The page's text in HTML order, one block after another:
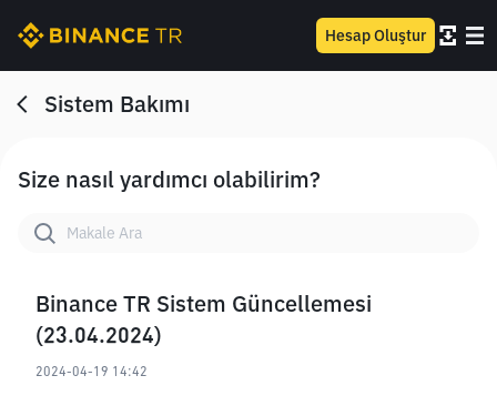
Hesap Oluştur
Sistem Bakımı
Size nasıl yardımcı olabilirim?
Binance TR Sistem Güncellemesi
(23.04.2024)
2024-04-19 14:42